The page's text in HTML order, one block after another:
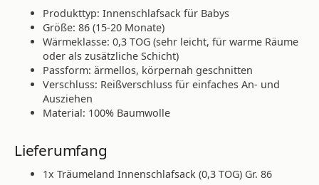
Produkttyp: Innenschlafsack für Babys
Größe: 86 (15-20 Monate)
Wärmeklasse: 0,3 TOG (sehr leicht, für warme Räume
oder als zusätzliche Schicht)
Passform: ärmellos, körpernah geschnitten
Verschluss: Reißverschluss für einfaches An- und
Ausziehen
Material: 100% Baumwolle
Lieferumfang
1x Träumeland Innenschlafsack (0,3 TOG) Gr. 86